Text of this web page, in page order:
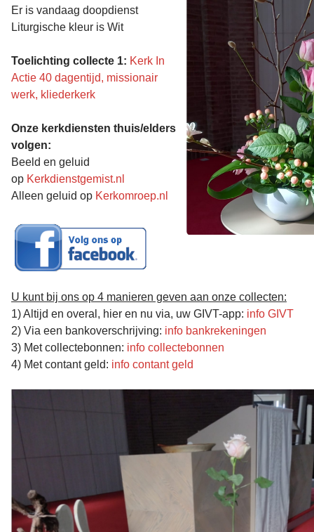
Er is vandaag doopdienst
Liturgische kleur is Wit
Toelichting collecte 1: Kerk In
Actie 40 dagentijd, missionair
werk, kliederkerk
Onze kerkdiensten thuis/elders
volgen:
Beeld en geluid
op Kerkdienstgemist.nl
Alleen geluid op Kerkomroep.nl
U kunt bij ons op 4 manieren geven aan onze collecten:
1) Altijd en overal, hier en nu via, uw GIVT-app: info GIVT
2) Via een bankoverschrijving: info bankrekeningen
3) Met collectebonnen: info collectebonnen
4) Met contant geld: info contant geld